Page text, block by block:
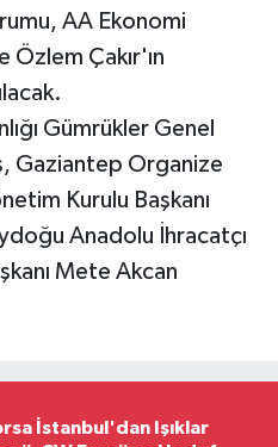
AA Ekonomi
Çakır'ın
Gümrükler Genel
Gaziantep Organize
Kurulu Başkanı
Anadolu İhracatçı
Mete Akcan
İstanbul'dan Işıklar